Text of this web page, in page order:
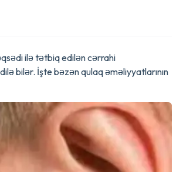
ilə tətbiq edilən cərrahi
bilər. İşte bəzən qulaq əməliyyatlarının